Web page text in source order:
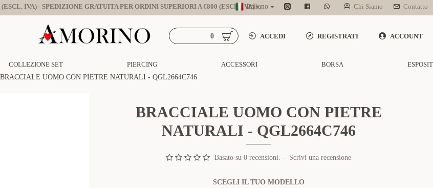
IVA) - SPEDIZIONE GRATUITA PER ORDINI SUPERIORI A €800 (ESCL. IVA)Italiano Chi Siamo Contatto
ACCEDI REGISTRATI ACCOUNT
0
COLLEZIONE SET PIERCING ACCESSORI BORSA
BRACCIALE UOMO CON PIETRE NATURALI - QGL2664C746
BRACCIALE UOMO CON PIETRE
NATURALI - QGL2664C746
Basato su 0 recensioni. - Scrivi una recensione
SCEGLI IL TUO MODELLO